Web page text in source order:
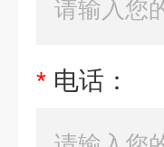
* 电话：